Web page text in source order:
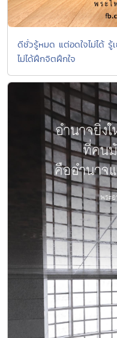
ดีชั่วรู้หมด แต่อดใจไม่ได้ รู้
ไม่ได้ฝึกจิตฝึกใจ